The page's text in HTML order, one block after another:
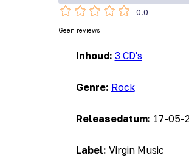
Inhoud: 3 CD's
Genre: Rock
Releasedatum: 17-05-
Label: Virgin Music
0.0
Geen reviews